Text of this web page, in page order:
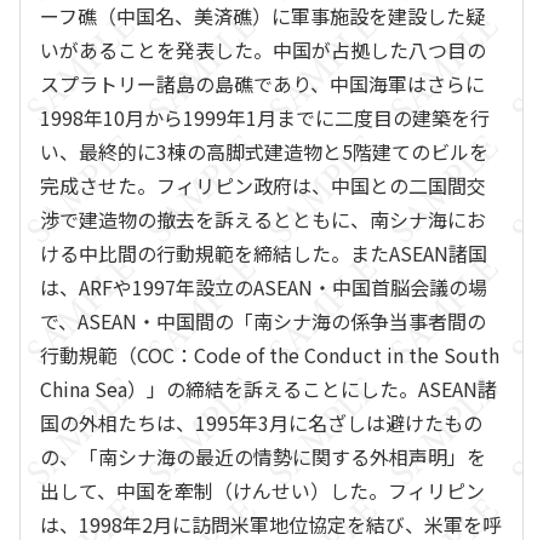
ーフ礁（中国名、美済礁）に軍事施設を建設した疑
いがあることを発表した。中国が占拠した八つ目の
スプラトリー諸島の島礁であり、中国海軍はさらに
1998年10月から1999年1月までに二度目の建築を行
い、最終的に3棟の高脚式建造物と5階建てのビルを
完成させた。フィリピン政府は、中国との二国間交
渉で建造物の撤去を訴えるとともに、南シナ海にお
ける中比間の行動規範を締結した。またASEAN諸国
は、ARFや1997年設立のASEAN・中国首脳会議の場
で、ASEAN・中国間の「南シナ海の係争当事者間の
行動規範（COC：Code of the Conduct in the South
China Sea）」の締結を訴えることにした。ASEAN諸
国の外相たちは、1995年3月に名ざしは避けたもの
の、「南シナ海の最近の情勢に関する外相声明」を
出して、中国を牽制（けんせい）した。フィリピン
は、1998年2月に訪問米軍地位協定を結び、米軍を呼